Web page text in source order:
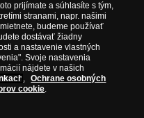
nákup
prijímate a súhlasíte s tým,
stranami, napr. našimi
budeme používať
dostávať žiadny
a nastavenie vlastných
Svoje nastavenia
nájdete v našich
,
Ochrane osobných
cookie.